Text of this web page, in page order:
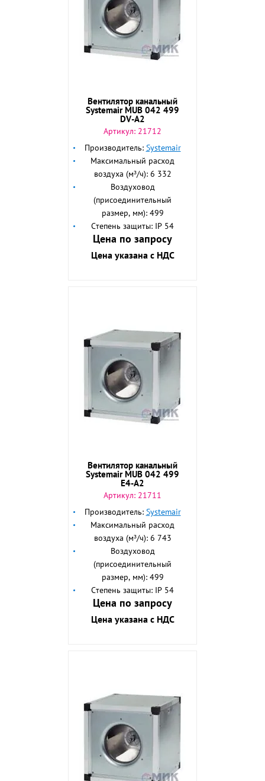
Вентилятор канальный
Systemair MUB 042 499
DV-A2
Артикул: 21712
Производитель: Systemair
Максимальный расход
воздуха (м³/ч): 6 332
Воздуховод
(присоединительный
размер, мм): 499
Степень защиты: IP 54
Цена по запросу
Цена указана с НДС
Вентилятор канальный
Systemair MUB 042 499
E4-A2
Артикул: 21711
Производитель: Systemair
Максимальный расход
воздуха (м³/ч): 6 743
Воздуховод
(присоединительный
размер, мм): 499
Степень защиты: IP 54
Цена по запросу
Цена указана с НДС